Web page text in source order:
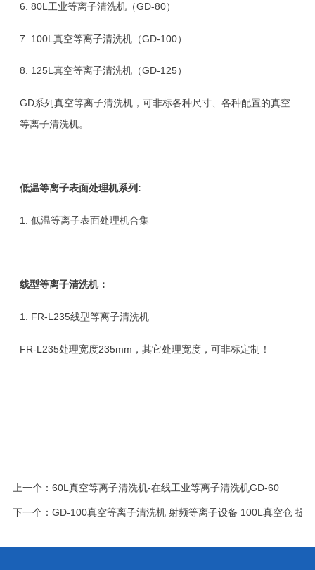
6. 80L工业等离子清洗机（GD-80）
7. 100L真空等离子清洗机（GD-100）
8. 125L真空等离子清洗机（GD-125）
GD系列真空等离子清洗机，可非标各种尺寸、各种配置的真空
等离子清洗机。
低温等离子表面处理机系列 :
1. 低温等离子表面处理机合集
线型等离子清洗机：
1. FR-L235线型等离子清洗机
FR-L235处理宽度235mm，其它处理宽度，可非标定制！
上一个： 60L真空等离子清洗机-在线工业等离子清洗机GD-60
下一个： GD-100真空等离子清洗机 射频等离子设备 100L真空仓 提